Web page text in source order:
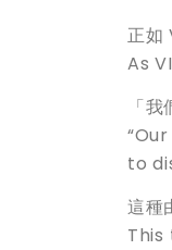
正如
As
「
to
這種